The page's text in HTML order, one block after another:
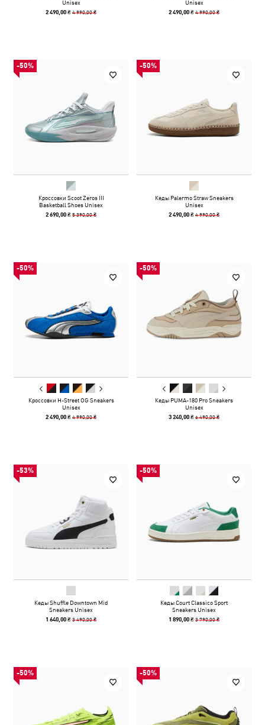
Unisex
2 490,00 ₴4 990,00 ₴
Unisex
2 490,00 ₴4 990,00 ₴
-50%
Кроссовки Scoot Zeros III
Basketball Shoes Unisex
2 690,00 ₴5 390,00 ₴
-50%
Кеды Palermo Straw Sneakers
Unisex
2 490,00 ₴4 990,00 ₴
-50%
Кроссовки H-Street OG Sneakers
Unisex
2 490,00 ₴4 990,00 ₴
-50%
Кеды PUMA-180 Pro Sneakers
Unisex
3 240,00 ₴6 490,00 ₴
-53%
Кеды Shuffle Downtown Mid
Sneakers Unisex
1 640,00 ₴3 490,00 ₴
-50%
Кеды Court Classico Sport
Sneakers Unisex
1 890,00 ₴3 790,00 ₴
-50% -50%